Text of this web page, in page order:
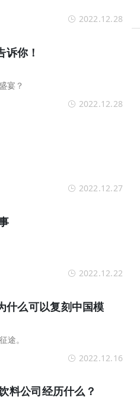
2022.12.28
你！
宴？
2022.12.28
2022.12.27
2022.12.22
什么可以复刻中国模
途。
2022.12.16
料公司经历什么？